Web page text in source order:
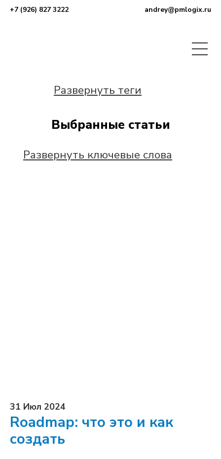
+7 (926) 827 3222 andrey@pmlogix.ru
Развернуть теги
Выбранные статьи
Развернуть ключевые слова
31 Июл 2024
Roadmap: что это и как
создать